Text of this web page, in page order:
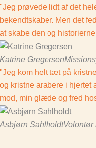
"Jeg prøvede lidt af det
bekendtskaber. Men det
at skabe den og
Katrine Gregersen
"Jeg kom helt tæt på
og kristne arabere i hjertet
mod, min glæde og fred
Asbjørn SahlholdtVolontør